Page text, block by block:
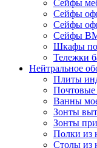
Сейфы
Сейфы
Сейфы
Сейфы
Шкафы
Тележки
Нейтральное
Плиты
Почтовые
Ванны
Зонты
Зонты
Полки из
Столы из